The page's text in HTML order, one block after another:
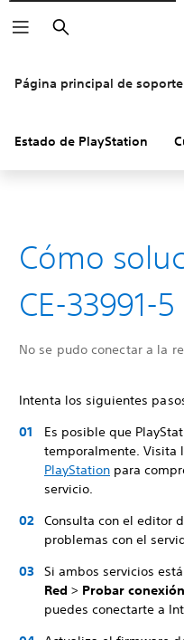
Buscar
Página principal de
Estado de PlayStation
Cómo
CE-33991-5
No se pudo conectar a la
Intenta los siguientes
Es posible que
temporalmente. Visita
PlayStation para
servicio.
Consulta con el editor
problemas con el
Si ambos servicios
Red > Probar
puedes conectarte a